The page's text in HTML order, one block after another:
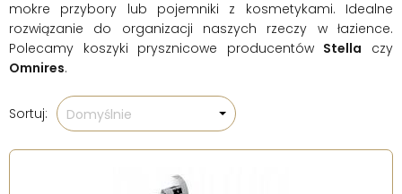
mokre przybory lub pojemniki z kosmetykami. Idealne
rozwiązanie do organizacji naszych rzeczy w łazience.
Polecamy koszyki prysznicowe producentów Stella czy
Omnires.
Sortuj: Domyślnie